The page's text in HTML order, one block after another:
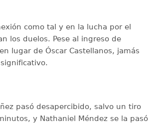
como tal y en la lucha por el
los duelos. Pese al ingreso de
lugar de Óscar Castellanos, jamás
pasó desapercibido, salvo un tiro
y Nathaniel Méndez se la pasó